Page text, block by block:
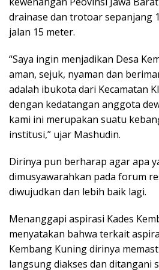
drainase dan trotoar sepanjang
jalan 15 meter.
“Saya ingin menjadikan Desa
aman, sejuk, nyaman dan
adalah ibukota dari Kecamatan
dengan kedatangan anggota
kami ini merupakan suatu
institusi,” ujar Mashudin.
Dirinya pun berharap agar apa
dimusyawarahkan pada forum
diwujudkan dan lebih baik lagi.
Menanggapi aspirasi Kades
menyatakan bahwa terkait
Kembang Kuning dirinya
langsung diakses dan ditangani